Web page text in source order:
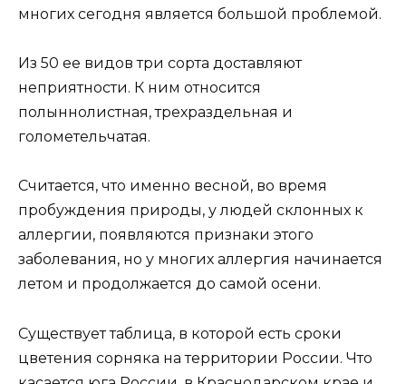
многих сегодня является большой проблемой.
Из 50 ее видов три сорта доставляют
неприятности. К ним относится
полыннолистная, трехраздельная и
голометельчатая.
Считается, что именно весной, во время
пробуждения природы, у людей склонных к
аллергии, появляются признаки этого
заболевания, но у многих аллергия начинается
летом и продолжается до самой осени.
Существует таблица, в которой есть сроки
цветения сорняка на территории России. Что